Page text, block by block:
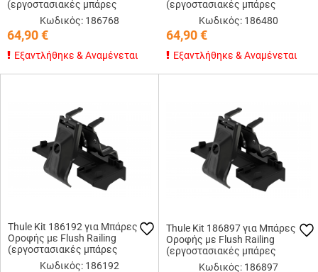
(εργοστασιακές μπάρες
εφαπτόμενες στην οροφή)
Κωδικός: 186768
64,90€
Εξαντλήθηκε & Αναμένεται
(εργοστασιακές μπάρες
εφαπτόμενες στην οροφή)
Κωδικός: 186480
64,90€
Εξαντλήθηκε & Αναμένεται
Thule Kit 186192 για Μπάρες
Οροφής με Flush Railing
(εργοστασιακές μπάρες
εφαπτόμενες στην οροφή)
Κωδικός: 186192
Thule Kit 186897 για Μπάρες
Οροφής με Flush Railing
(εργοστασιακές μπάρες
εφαπτόμενες στην οροφή)
Κωδικός: 186897